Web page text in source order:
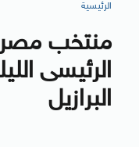
الرئيسية
منتخب
الرئيسى
البرازيل